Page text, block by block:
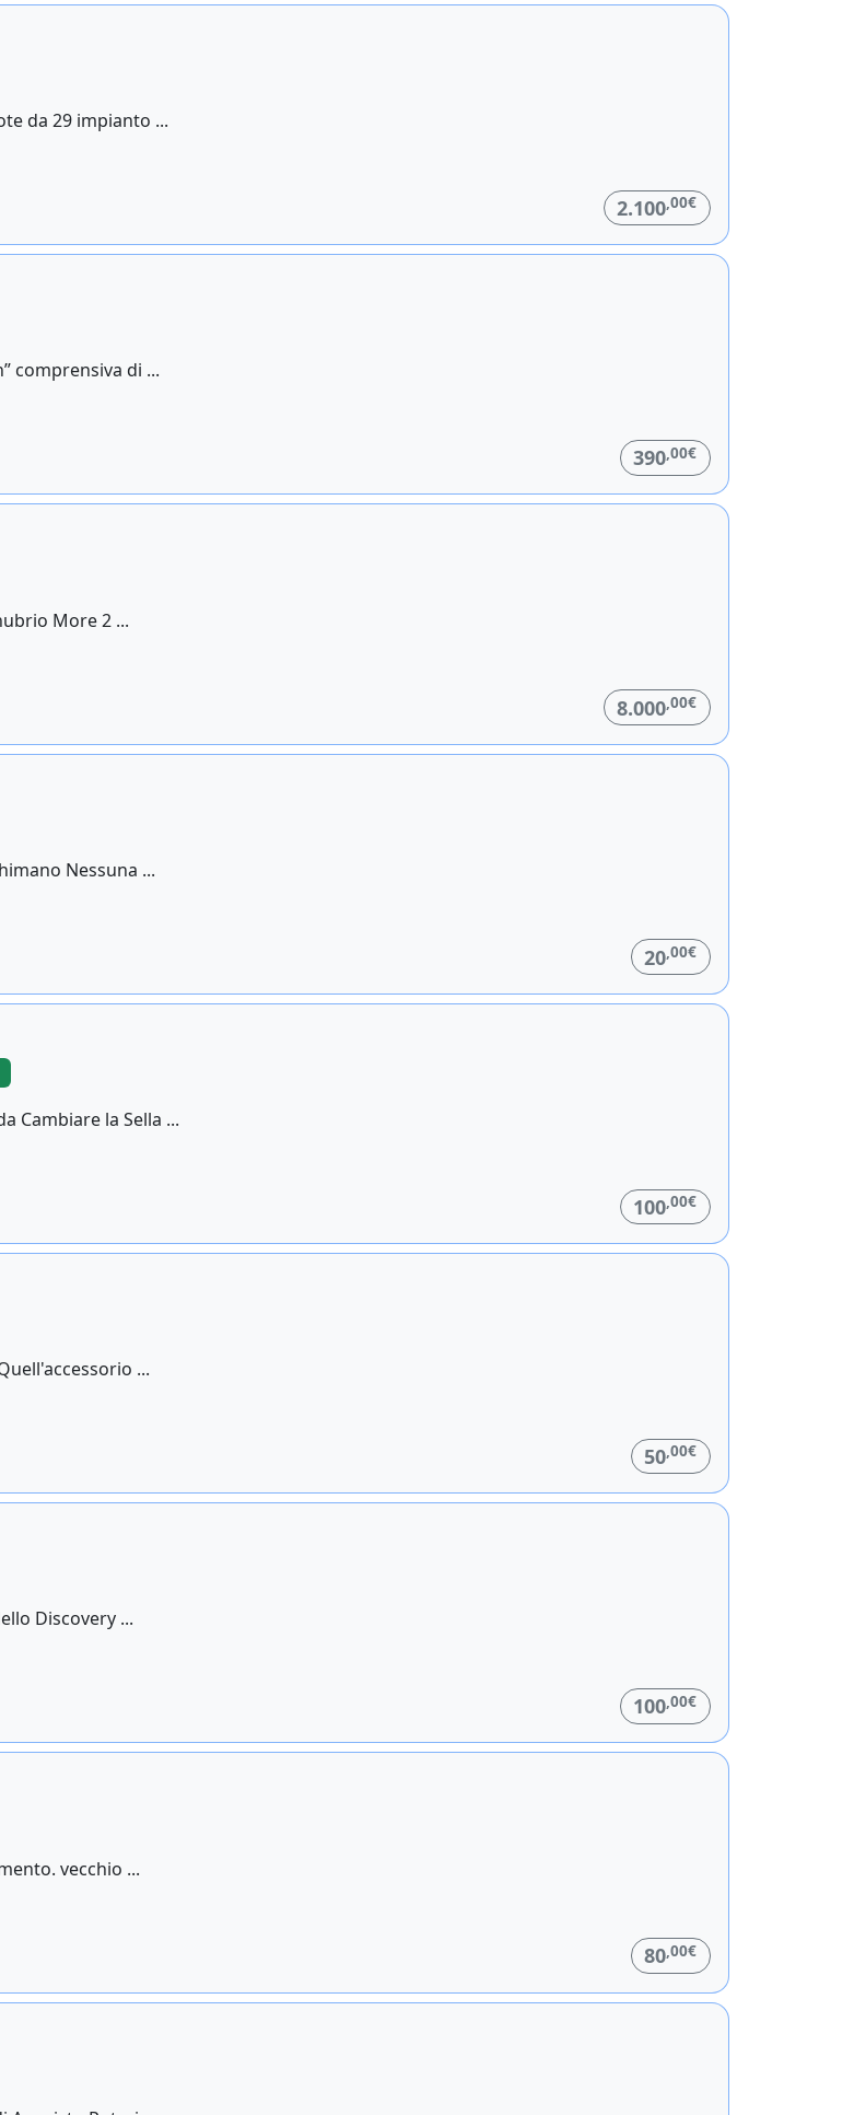
da 29 impianto ...
2.100,00€
comprensiva di ...
390 ,00€
More 2 ...
8.000,00€
Nessuna ...
20,00€
Cambiare la Sella ...
100,00€
...
50,00€
Discovery ...
100 ,00€
vecchio ...
80,00€